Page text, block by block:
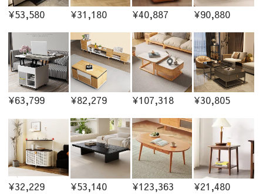
¥53,580 ¥31,180 ¥40,887 ¥90,880
¥63,799 ¥82,279 ¥107,318 ¥30,805
¥32,229 ¥53,140 ¥123,363 ¥21,480